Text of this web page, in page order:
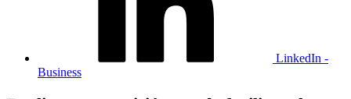
LinkedIn -
Business